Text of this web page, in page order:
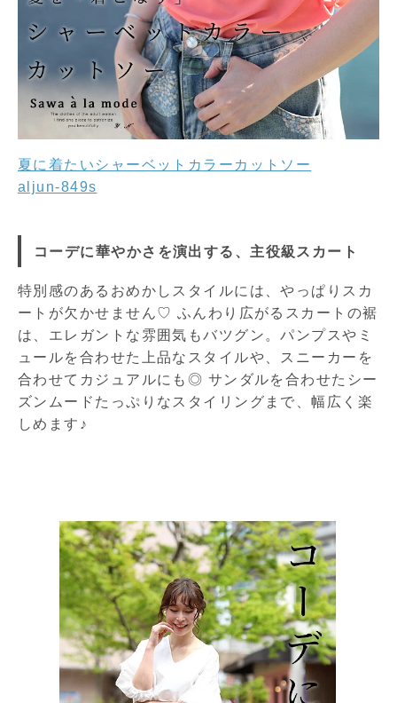
夏に着たいシャーベットカラーカットソー
aljun-849s
コーデに華やかさを演出する、主役級スカート
特別感のあるおめかしスタイルには、やっぱりスカ
ートが欠かせません♡ ふんわり広がるスカートの裾
は、エレガントな雰囲気もバツグン。パンプスやミ
ュールを合わせた上品なスタイルや、スニーカーを
合わせてカジュアルにも◎ サンダルを合わせたシー
ズンムードたっぷりなスタイリングまで、幅広く楽
しめます♪